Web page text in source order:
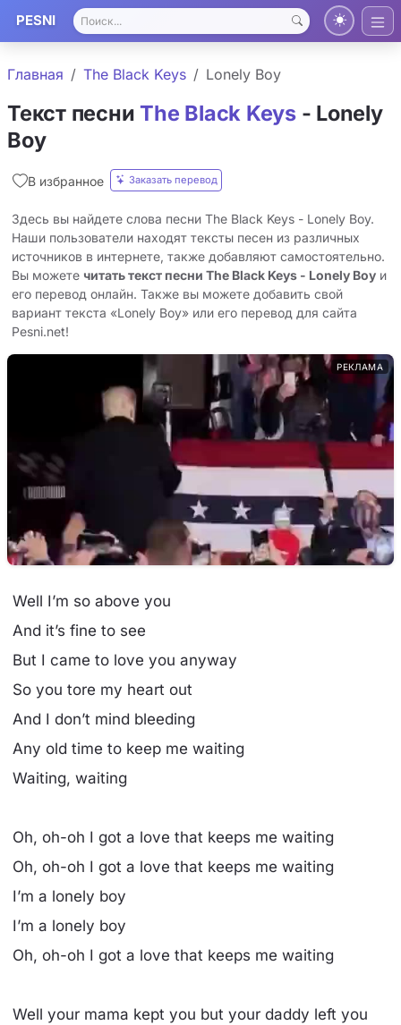
PESNI
Главная The Black Keys Lonely Boy
Текст песниThe Black Keys- Lonely
Boy
В избранное Заказать перевод
Здесь вы найдете слова песни The Black Keys - Lonely Boy.
Наши пользователи находят тексты песен из различных
источников в интернете, также добавляют самостоятельно.
Вы можете читать текст песни The Black Keys - Lonely Boy и
его перевод онлайн. Также вы можете добавить свой
вариант текста «Lonely Boy» или его перевод для сайта
Pesni.net!
РЕКЛАМА
Well I’m so above you
And it’s fine to see
But I came to love you anyway
So you tore my heart out
And I don’t mind bleeding
Any old time to keep me waiting
Waiting, waiting
Oh, oh-oh I got a love that keeps me waiting
Oh, oh-oh I got a love that keeps me waiting
I’m a lonely boy
I’m a lonely boy
Oh, oh-oh I got a love that keeps me waiting
Well your mama kept you but your daddy left you